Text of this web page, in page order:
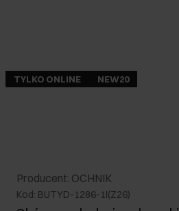
TYLKO ONLINE NEW20
Producent: OCHNIK
Kod: BUTYD-1286-1I(Z26)